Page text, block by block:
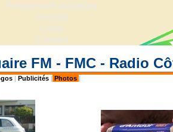
Fréquences actuelles
Lexique
Liens
Contact
FM - FMC - Radio
| Publicités | Photos |